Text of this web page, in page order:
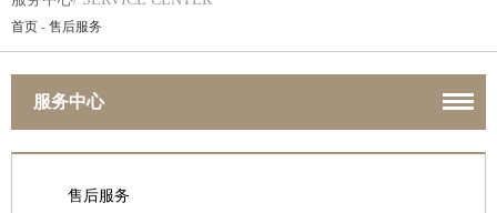
首页 - 售后服务
服务中心
售后服务